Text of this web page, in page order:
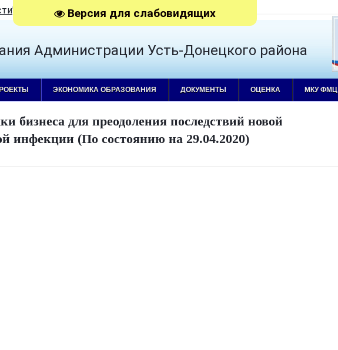
Версия для слабовидящих
"
Администрации Усть-Донецкого района
ЭКОНОМИКА ОБРАЗОВАНИЯ ДОКУМЕНТЫ ОЦЕНКА МКУ ФМЦ
бизнеса для преодоления последствий новой
инфекции (По состоянию на 29.04.2020)